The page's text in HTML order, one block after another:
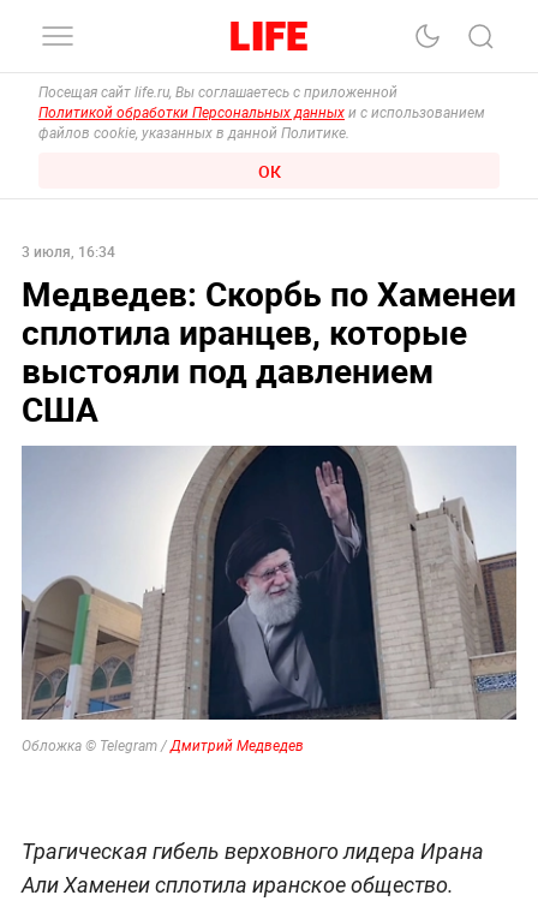
Посещая сайт life.ru, Вы соглашаетесь с приложенной
Политикой обработки Персональных данных и с использованием
файлов cookie, указанных в данной Политике.
ОК
3 июля, 16:34
Медведев: Скорбь по Хаменеи
сплотила иранцев, которые
выстояли под давлением
США
Обложка © Telegram /Дмитрий Медведев
Трагическая гибель верховного лидера Ирана
Али Хаменеи сплотила иранское общество.